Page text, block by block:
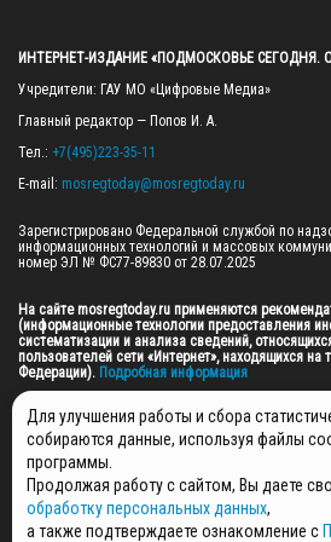
ИНТЕРНЕТ-ИЗДАНИЕ «ПОДМОСКОВЬЕ СЕГОДНЯ.
Учредители: ГАУ МО «Цифровые Медиа»
Главный редактор — Попов И. А.
Тел.: +7(495)223-35-11
E-mail: mosregtoday@mosregtoday.ru
Зарегистрировано Федеральной службой по
информационных технологий и массовых
номер ЭЛ № ФС77-89830 от 28.07.2025
На сайте mosregtoday.ru применяются
(информационные технологии предоставления
систематизации и анализа сведений,
пользователей сети «Интернет», находящихся на
Федерации). Подробная информация
© 2026 ПРАВА НА ВСЕ МАТЕРИАЛЫ САЙТА
МЕДИА" (ОГРН: 1255000059467).
ПОЛИТИКА ОБРАБОТКИ И ЗАЩИТЫ
НОВОСТИ
Для улучшения работы и сбора
собираются данные, используя файлы
программы.
Продолжая работу с сайтом, Вы даете
обработку персональных данных,
а также подтверждаете ознакомление с